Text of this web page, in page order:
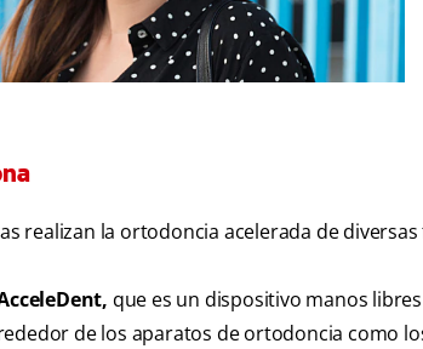
realizan la ortodoncia acelerada de diversas
que es un dispositivo manos
de los aparatos de ortodoncia como